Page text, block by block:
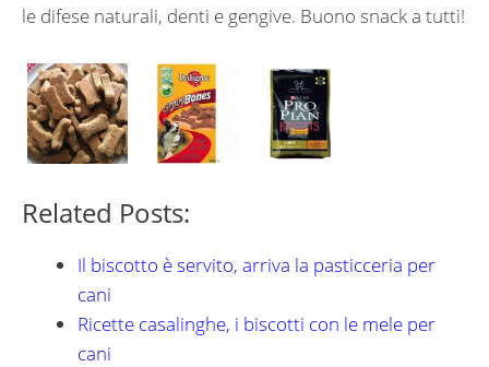
le difese naturali, denti e gengive. Buono snack a tutti!
Related Posts:
Il biscotto è servito, arriva la pasticceria per
cani
Ricette casalinghe, i biscotti con le mele per
cani